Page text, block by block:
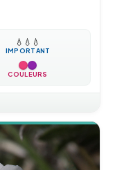
💧 💧 💧
IMPORTANT
COULEURS